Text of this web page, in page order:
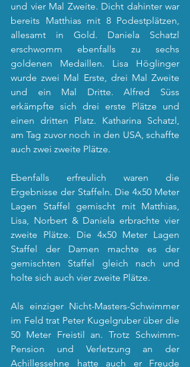
und vier Mal Zweite. Dicht dahinter war
bereits Matthias mit 8 Podestplätzen,
allesamt in Gold. Daniela Schatzl
erschwomm ebenfalls zu sechs
goldenen Medaillen. Lisa Höglinger
wurde zwei Mal Erste, drei Mal Zweite
und ein Mal Dritte. Alfred Süss
erkämpfte sich drei erste Plätze und
einen dritten Platz. Katharina Schatzl,
am Tag zuvor noch in den USA, schaffte
auch zwei zweite Plätze.
Ebenfalls erfreulich waren die
Ergebnisse der Staffeln. Die 4x50 Meter
Lagen Staffel gemischt mit Matthias,
Lisa, Norbert & Daniela erbrachte vier
zweite Plätze. Die 4x50 Meter Lagen
Staffel der Damen machte es der
gemischten Staffel gleich nach und
holte sich auch vier zweite Plätze.
Als einziger Nicht-Masters-Schwimmer
im Feld trat Peter Kugelgruber über die
50 Meter Freistil an. Trotz Schwimm-
Pension und Verletzung an der
Achillessehne hatte auch er Freude